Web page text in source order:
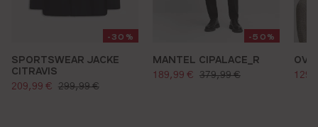
-30%
SPORTSWEAR JACKE
CITRAVIS
verkaufspreis:
209,99 € regulärer preis:
299,99 €
-50%
MANTEL CIPALACE_R
verkaufspreis:
189,99 € regulärer preis:
379,99 €